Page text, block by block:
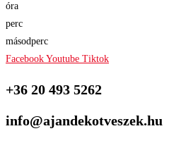
óra
perc
másodperc
Facebook Youtube Tiktok
+36 20 493 5262
info@ajandekotveszek.hu